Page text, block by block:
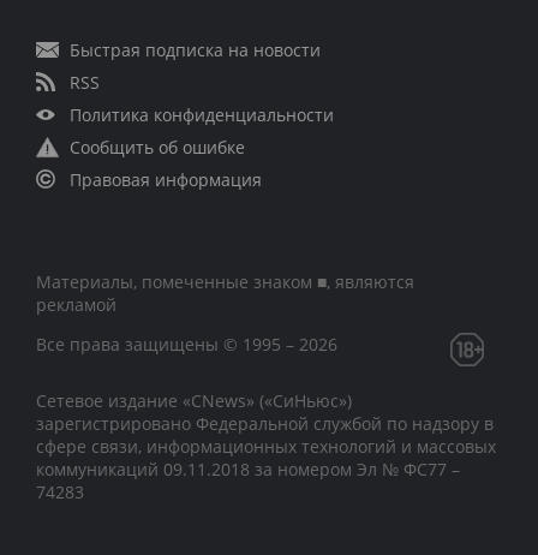
Быстрая подписка на новости
RSS
Политика конфиденциальности
Сообщить об ошибке
Правовая информация
Материалы, помеченные знаком ■, являются
рекламой
Все права защищены © 1995 – 2026
Сетевое издание «CNews» («СиНьюс»)
зарегистрировано Федеральной службой по надзору в
сфере связи, информационных технологий и массовых
коммуникаций 09.11.2018 за номером Эл № ФС77 –
74283